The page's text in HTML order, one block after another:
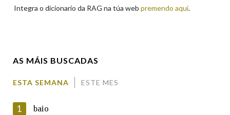
Integra o dicionario da RAG na túa web premendo aquí.
AS MÁIS BUSCADAS
ESTA SEMANA ESTE MES
1 baio